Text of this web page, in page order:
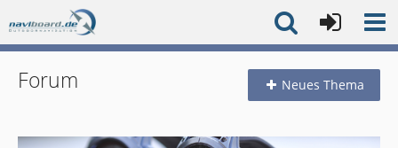
Forum Neues Thema